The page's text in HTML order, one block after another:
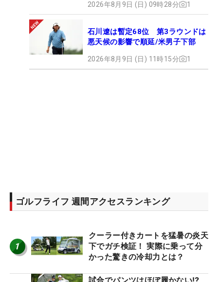
2026年8月9日 (日) 09時28分 1
石川遼は暫定68位 第3ラウンドは
悪天候の影響で順延/米男子下部
2026年8月9日 (日) 11時15分 1
ゴルフライフ 週間アクセスランキング
1
クーラー付きカートを猛暑の炎天
下でガチ検証！ 実際に乗って分
かった驚きの冷却力とは？
試合でパンツはほぼ履かない⁉